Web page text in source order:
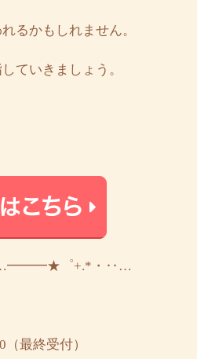
るかもしれません。
ていきましょう。
゜+.*・‥…
（最終受付）